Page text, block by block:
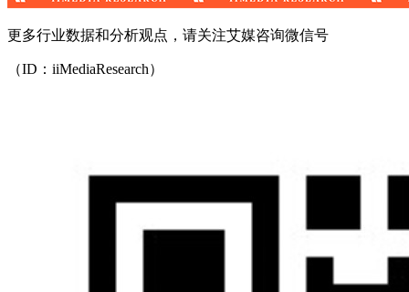
更多行业数据和分析观点，请关注艾媒咨询微信号
（ID：iiMediaResearch）